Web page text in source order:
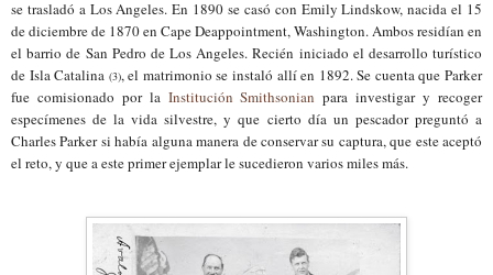
se trasladó aLos Angeles. En 1890 se casó con Emily Lindskow, nacida el 15
de diciembre de 1870 en Cape Deappointment,Washington. Ambos residían en
el barrio de San Pedro de Los Angeles. Recién iniciado el desarrollo turístico
de Isla Catalina (3), el matrimonio se instaló allí en 1892. Se cuenta que Parker
fue comisionado por la Institución Smithsonian para investigar y recoger
especímenes de la vida silvestre, y que cierto día un pescador preguntó a
Charles Parker si había alguna manera de conservar su captura, que este aceptó
el reto, y que a este primer ejemplar le sucedieron varios miles más.